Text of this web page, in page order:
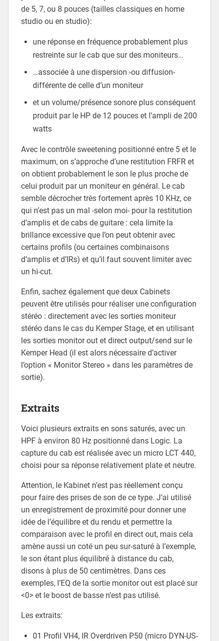
de 5, 7, ou 8 pouces (tailles classiques en home
studio ou en studio):
une réponse en fréquence probablement plus
restreinte sur le cab que sur des moniteurs…
…associée à une dispersion -ou diffusion-
différente de celle d’un moniteur
et un volume/présence sonore plus conséquent
produit par le HP de 12 pouces et l’ampli de 200
watts
Avec le contrôle sweetening positionné entre 5 et le
maximum, on s’approche d’une restitution FRFR et
on obtient probablement le son le plus proche de
celui produit par un moniteur en général. Le cab
semble décrocher très fortement après 10 KHz, ce
qui n’est pas un mal -selon moi- pour la restitution
d’amplis et de cabs de guitare : cela limite la
brillance excessive que l’on peut obtenir avec
certains profils (ou certaines combinaisons
d’amplis et d’IRs) et qu’il faut souvent limiter avec
un hi-cut.
Enfin, sachez également que deux Cabinets
peuvent être utilisés pour réaliser une configuration
stéréo : directement avec les sorties moniteur
stéréo dans le cas du Kemper Stage, et en utilisant
les sorties monitor out et direct output/send sur le
Kemper Head (il est alors nécessaire d’activer
l’option « Monitor Stereo » dans les paramètres de
sortie).
Extraits
Voici plusieurs extraits en sons saturés, avec un
HPF à environ 80 Hz positionné dans Logic. La
capture du cab est réalisée avec un micro LCT 440,
choisi pour sa réponse relativement plate et neutre.
Attention, le Kabinet n’est pas réellement conçu
pour faire des prises de son de ce type. J’ai utilisé
un enregistrement de proximité pour donner une
idée de l’équilibre et du rendu et permettre la
comparaison avec le profil en direct out, mais cela
amène aussi un coté un peu sur-saturé à l’exemple,
le son étant plus équilibré à distance du cab,
disons à plus de 50 centimètres. Dans ces
exemples, l’EQ de la sortie monitor out est placé sur
<0> et le boost de basse n’est pas utilisé.
Les extraits:
01 Profil VH4, IR Overdriven P50 (micro DYN-US-